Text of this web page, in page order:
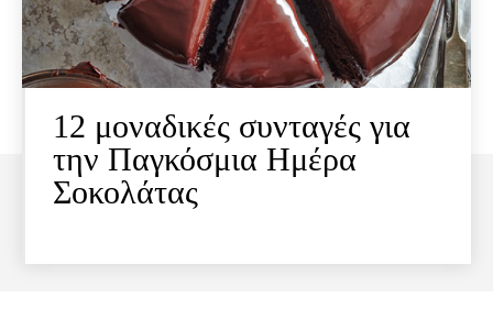
12 μοναδικές συνταγές για
την Παγκόσμια Ημέρα
Σοκολάτας